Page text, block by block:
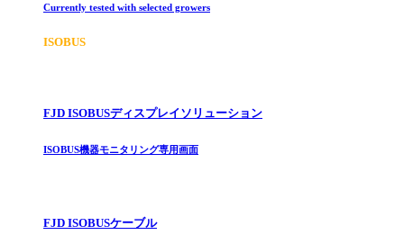
Currently tested with selected growers
ISOBUS
FJD ISOBUSディスプレイソリューション
ISOBUS機器モニタリング専用画面
FJD ISOBUSケーブル